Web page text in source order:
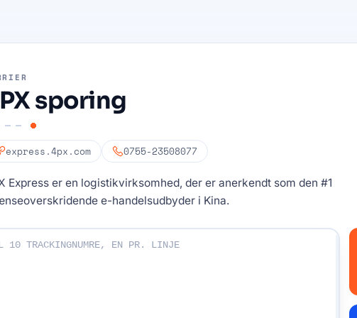
sporing
express.4px.com 0755-23508077
Express er en logistikvirksomhed, der er anerkendt som den #1
e-handelsudbyder i Kina.